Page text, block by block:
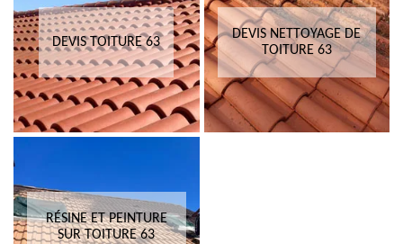
DEVIS TOITURE 63
DEVIS NETTOYAGE DE
TOITURE 63
RÉSINE ET PEINTURE
SUR TOITURE 63